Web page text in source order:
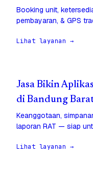
Booking unit,
pembayaran, & GPS
Lihat layanan →
Jasa Bikin
di Bandung
Keanggotaan,
laporan RAT — siap
Lihat layanan →